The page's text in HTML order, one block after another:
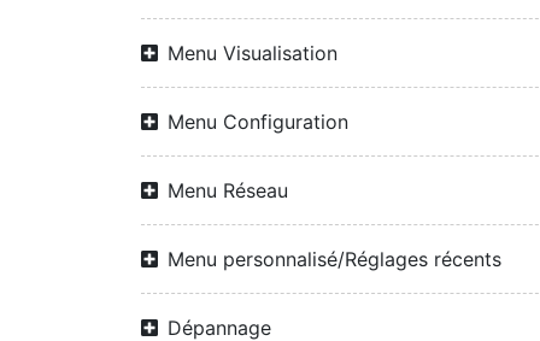
Menu Visualisation
Menu Configuration
Menu Réseau
Menu personnalisé/Réglages récents
Dépannage